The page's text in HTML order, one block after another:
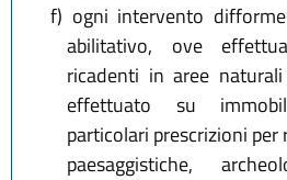
f) ogni intervento
abilitativo, ove
ricadenti in aree
effettuato su
particolari prescrizioni
paesaggistiche,